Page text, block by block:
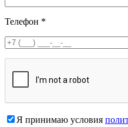
Телефон *
Я принимаю условия